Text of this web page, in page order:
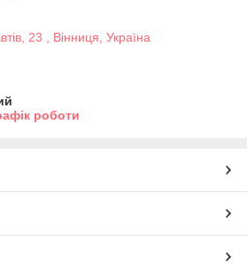
23 , Вінниця, Україна
роботи